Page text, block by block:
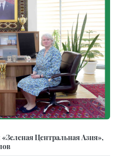
Центральная Азия»,